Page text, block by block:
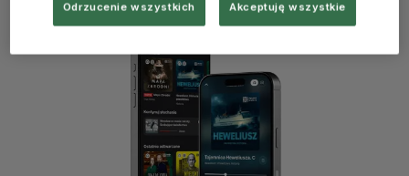
Odrzucenie wszystkich Akceptuję wszystkie